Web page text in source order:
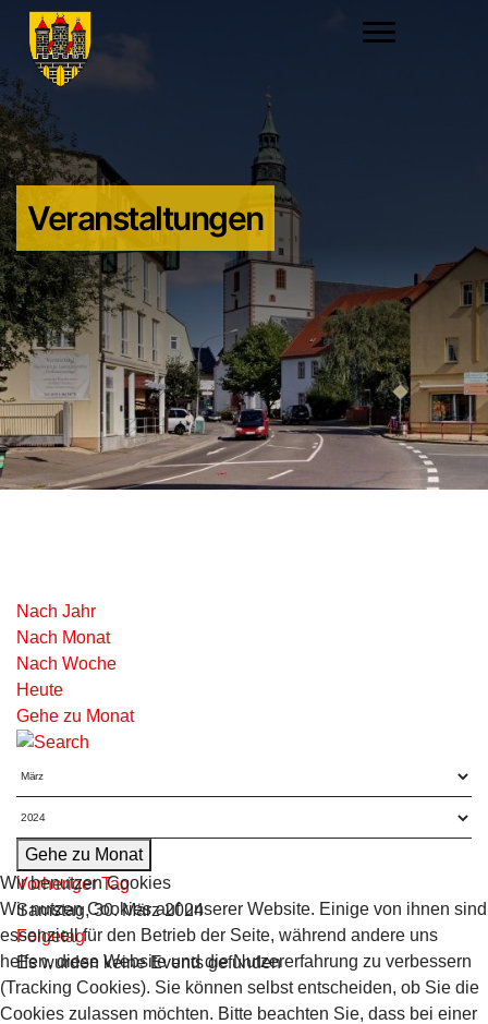
Veranstaltungen
Nach Jahr
Nach Monat
Nach Woche
Heute
Gehe zu Monat
Gehe zu Monat
Vorheriger Tag
Samstag, 30. März 2024
Folgetag
Es wurden keine Events gefunden
Wir benutzen Cookies
Wir nutzen Cookies auf unserer Website. Einige von ihnen sind
essenziell für den Betrieb der Seite, während andere uns
helfen, diese Website und die Nutzererfahrung zu verbessern
(Tracking Cookies). Sie können selbst entscheiden, ob Sie die
Cookies zulassen möchten. Bitte beachten Sie, dass bei einer